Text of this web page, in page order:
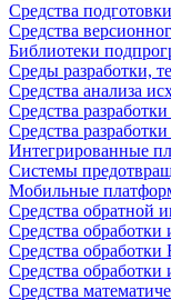
Средства
Средства
Библиотеки
Среды разработки,
Средства анализа
Средства
Средства
Интегрированные
Системы
Мобильные
Средства обратной
Средства
Средства
Средства обработки
Средства